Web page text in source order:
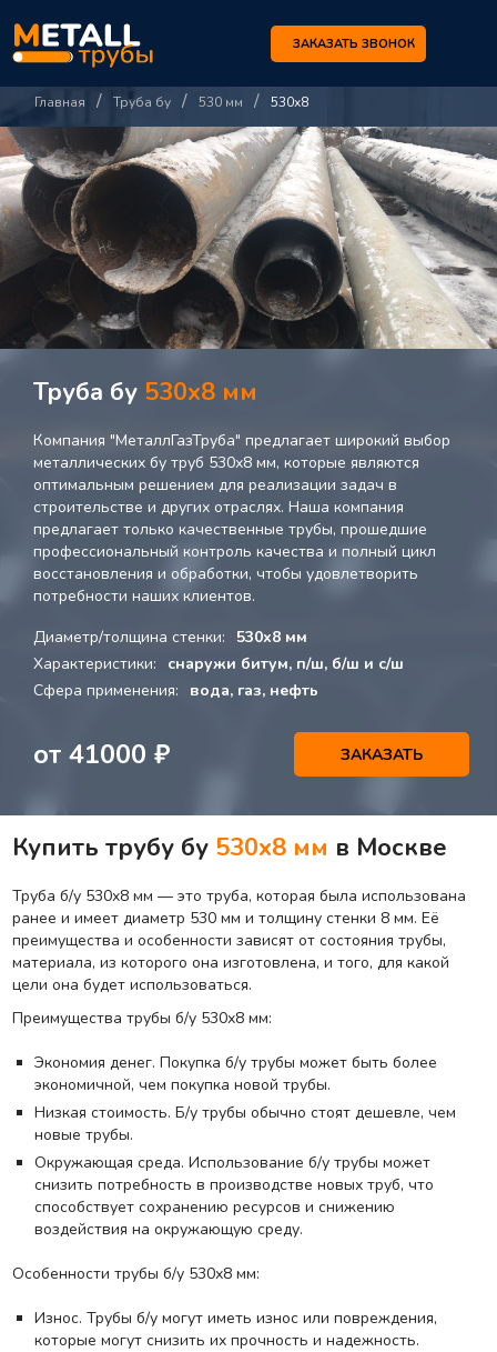
ЗАКАЗАТЬ ЗВОНОК
Главная / Труба бу / 530 мм / 530х8
Труба бу 530х8 мм
Компания "МеталлГазТруба" предлагает широкий выбор
металлических бу труб 530х8 мм, которые являются
оптимальным решением для реализации задач в
строительстве и других отраслях. Наша компания
предлагает только качественные трубы, прошедшие
профессиональный контроль качества и полный цикл
восстановления и обработки, чтобы удовлетворить
потребности наших клиентов.
Диаметр/толщина стенки:
530х8 мм
Характеристики:
снаружи битум, п/ш, б/ш и с/ш
Сфера применения:
вода, газ, нефть
от 41000 ₽ ЗАКАЗАТЬ
Купить трубу бу 530х8 мм в Москве
Труба б/у 530х8 мм — это труба, которая была использована
ранее и имеет диаметр 530 мм и толщину стенки 8 мм. Её
преимущества и особенности зависят от состояния трубы,
материала, из которого она изготовлена, и того, для какой
цели она будет использоваться.
Преимущества трубы б/у 530х8 мм:
Экономия денег. Покупка б/у трубы может быть более
экономичной, чем покупка новой трубы.
Низкая стоимость. Б/у трубы обычно стоят дешевле, чем
новые трубы.
Окружающая среда. Использование б/у трубы может
снизить потребность в производстве новых труб, что
способствует сохранению ресурсов и снижению
воздействия на окружающую среду.
Особенности трубы б/у 530х8 мм:
Износ. Трубы б/у могут иметь износ или повреждения,
которые могут снизить их прочность и надежность.